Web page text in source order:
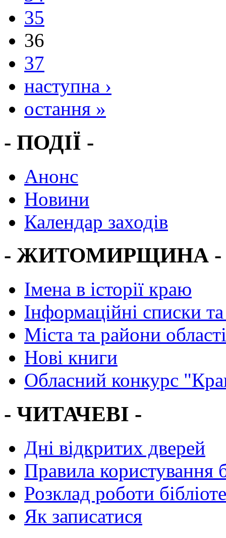
35
36
37
наступна ›
остання »
- ПОДІЇ -
Анонс
Новини
Календар заходів
- ЖИТОМИРЩИНА -
Імена в історії краю
Інформаційні списки
Міста та райони області
Нові книги
Обласний конкурс
- ЧИТАЧЕВІ -
Дні відкритих дверей
Правила користування
Розклад роботи
Як записатися